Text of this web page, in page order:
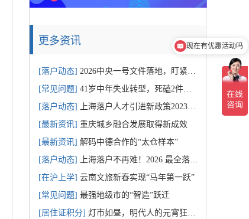
更多资讯
[落户动态] 2026中央一号文件落地，盯紧土地补贴增收，农民日
[常见问题] 41岁中年失业转型，死磕2件高回报率事，年入百万，
[落户动态]
上海落户人才引进新政策2023最新细则，人才引进落
[最新资讯] 重庆城乡融合发展取得新成效
[最新资讯] 解码中德合作的“太仓样本”
[落户动态]
上海落户不再难！2026 最全落户方式盘点，普通人
[在沪上学] 云南文旅新春实现“马年第一跃”
[常见问题] 最强地级市的“智造”跃迁
[居住证积分] 灯市如昼，明代人的元宵狂欢夜
现在有优惠活动吗